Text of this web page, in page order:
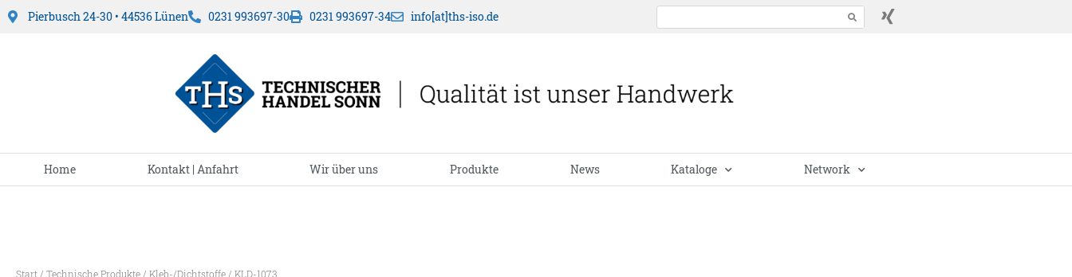
Pierbusch 24-30 • 44536 Lünen 0231 993697-30 0231 993697-34 info[at]ths-iso.de
Home Kontakt | Anfahrt Wir über uns Produkte News Kataloge Network
Start / Technische Produkte / Kleb-/Dichtstoffe / KLD-1073